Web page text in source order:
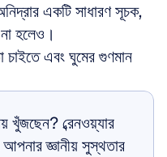
একটি সাধারণ সূচক,
হলেও।
চাইতে এবং ঘুমের গুণমান
খুঁজছেন? ব্রেনওয়্যার
আপনার জ্ঞানীয় সুস্থতার